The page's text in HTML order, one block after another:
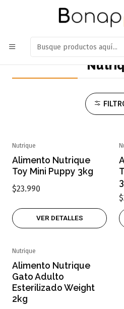
Estamos en: Antumalal 612,
Nutrique
Alimento Nutrique
Toy Mini Puppy 3kg
$23.990
VER DETALLES
Nutrique
Alimento Nutrique
Gato Adulto
Esterilizado Weight
2kg